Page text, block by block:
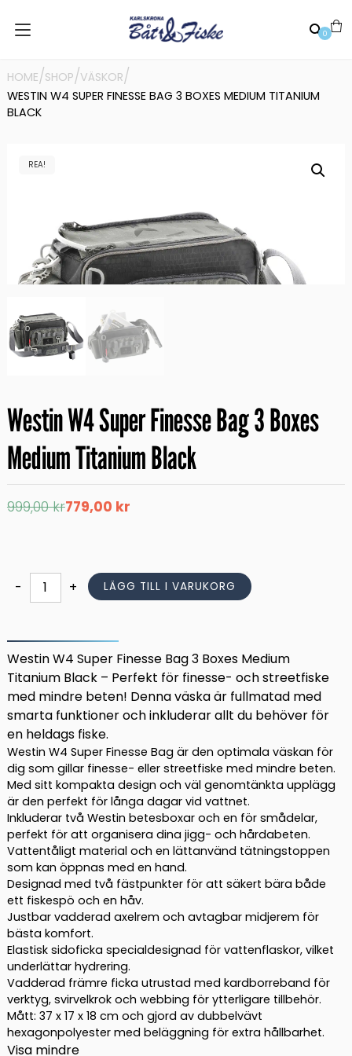
0
HOME/SHOP/VÄSKOR/
WESTIN W4 SUPER FINESSE BAG 3 BOXES MEDIUM TITANIUM
BLACK
REA!
Westin W4 Super Finesse Bag 3 Boxes
Medium Titanium Black
999,00kr
Det
ursprungliga
779,00 kr
Det
nuvarande
-
Westin
Finesse
Bag
3
Boxes
Medium
Titanium
Black
mängd
+ LÄGG TILL I VARUKORG
Westin W4 Super Finesse Bag 3 Boxes Medium
Titanium Black – Perfekt för finesse- och streetfiske
med mindre beten! Denna väska är fullmatad med
smarta funktioner och inkluderar allt du behöver för
en heldags fiske.
Westin W4 Super Finesse Bag är den optimala väskan för
dig som gillar finesse- eller streetfiske med mindre beten.
Med sitt kompakta design och väl genomtänkta upplägg
är den perfekt för långa dagar vid vattnet.
Inkluderar två Westin betesboxar och en för smådelar,
perfekt för att organisera dina jigg- och hårdabeten.
Vattentåligt material och en lättanvänd tätningstoppen
som kan öppnas med en hand.
Designad med två fästpunkter för att säkert bära både
ett fiskespö och en håv.
Justbar vadderad axelrem och avtagbar midjerem för
bästa komfort.
Elastisk sidoficka specialdesignad för vattenflaskor, vilket
underlättar hydrering.
Vadderad främre ficka utrustad med kardborreband för
verktyg, svirvelkrok och webbing för ytterligare tillbehör.
Mått: 37 x 17 x 18 cm och gjord av dubbelvävt
hexagonpolyester med beläggning för extra hållbarhet.
Visa mindre